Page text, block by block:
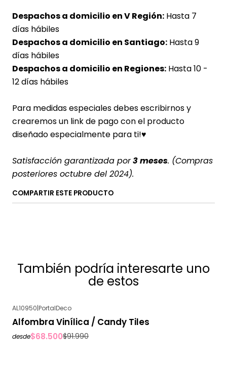
Despachos a domicilio en V Región: Hasta 7
días hábiles
Despachos a domicilio en Santiago: Hasta 9
días hábiles
Despachos a domicilio en Regiones: Hasta 10 -
12 días hábiles
Para medidas especiales debes escribirnos y
crearemos un link de pago con el producto
diseñado especialmente para ti!♥
Satisfacción garantizada por3 meses. (Compras
posteriores octubre del 2024).
COMPARTIR ESTE PRODUCTO
También podría interesarte uno
de estos
AL10950|PortalDeco
Alfombra Vinílica / Candy Tiles
desde$68.500$91.990